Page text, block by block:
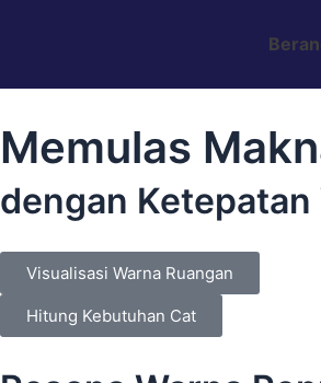
Memulas
dengan Ketepatan
Visualisasi Warna Ruangan
Hitung Kebutuhan Cat